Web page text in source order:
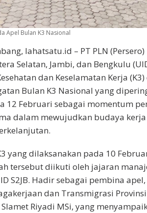
Apel Bulan K3 Nasional
lahatsatu.id – PT PLN
Selatan, Jambi, dan Bengkulu
dan Keselamatan Kerja
Bulan K3 Nasional yang
12 Februari sebagai momentum
dalam mewujudkan budaya kerja
yang dilaksanakan pada 10
tersebut diikuti oleh jajaran
S2JB. Hadir sebagai pembina
dan Transmigrasi
Slamet Riyadi MSi, yang